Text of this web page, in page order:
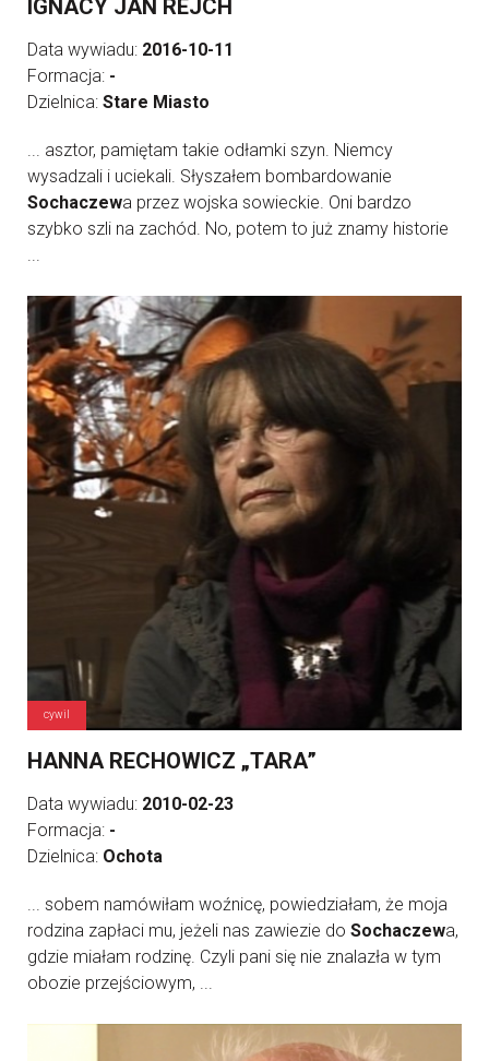
IGNACY JAN REJCH
Data wywiadu: 2016-10-11
Formacja: -
Dzielnica: Stare Miasto
... asztor, pamiętam takie odłamki szyn. Niemcy
wysadzali i uciekali. Słyszałem bombardowanie
Sochaczewa przez wojska sowieckie. Oni bardzo
szybko szli na zachód. No, potem to już znamy historie
...
cywil
HANNA RECHOWICZ „TARA”
Data wywiadu: 2010-02-23
Formacja: -
Dzielnica: Ochota
... sobem namówiłam woźnicę, powiedziałam, że moja
rodzina zapłaci mu, jeżeli nas zawiezie do Sochaczewa,
gdzie miałam rodzinę. Czyli pani się nie znalazła w tym
obozie przejściowym, ...